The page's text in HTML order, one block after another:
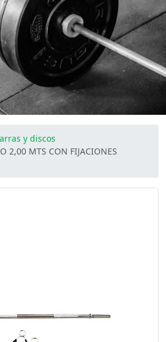
y discos
2,00 MTS CON FIJACIONES